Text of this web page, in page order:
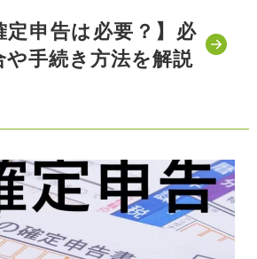
定申告は必要？】必
手続き方法を解説